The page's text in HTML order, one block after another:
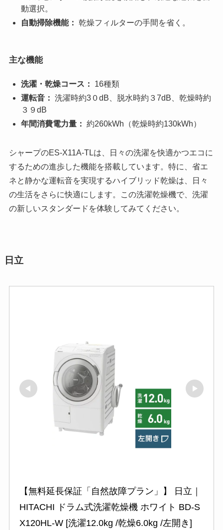
動選択。
自動掃除機能： 乾燥フィルターの手間を省く。
主な機能
洗濯・乾燥コース：
16種類
運転音： 洗濯時約3０dB、脱水時約３7dB、乾燥時約
３９dB
年間消費電力量： 約260kWh（乾燥時約130kWh）
シャープのES-X11A-TLは、日々の洗濯を快適かつエコに
するための進歩した機能を搭載しています。特に、省エ
ネと静かな運転音を実現するハイブリッド乾燥は、日々
の生活をさらに快適にします。この洗濯乾燥機で、洗濯
の新しいスタンダードを体験してみてください。
日立
【無料延長保証「自然故障プラン」】 日立｜
HITACHI ドラム式洗濯乾燥機 ホワイト BD-S
X120HL-W [洗濯12.0kg /乾燥6.0kg /左開き]